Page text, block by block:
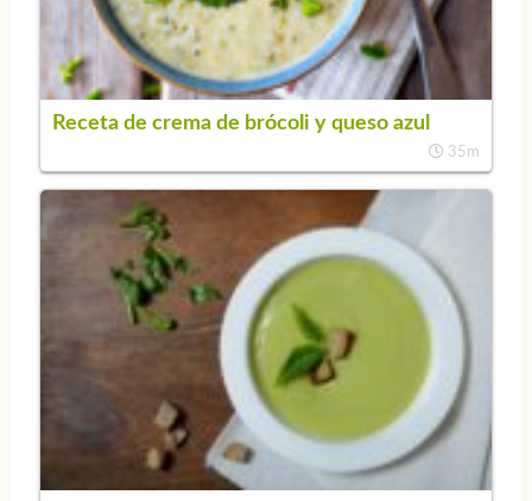
Receta de crema de brócoli y queso azul
35m